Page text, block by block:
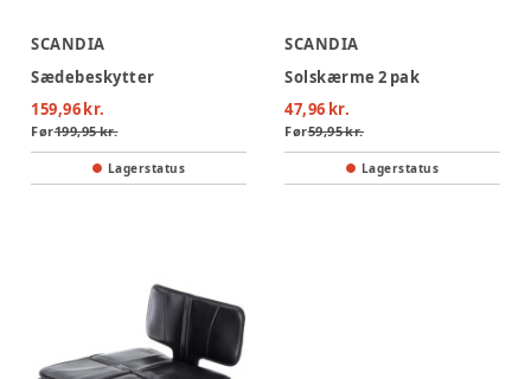
SCANDIA
Sædebeskytter
159,96 kr.
Før199,95 kr.
Lagerstatus
SCANDIA
Solskærme 2 pak
47,96 kr.
Før59,95 kr.
Lagerstatus